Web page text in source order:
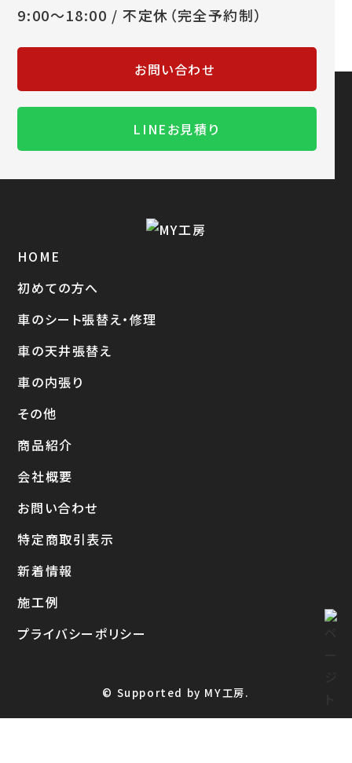
9:00～18:00 / 不定休（完全予約制）
お問い合わせ
LINEお見積り
HOME
初めての方へ
車のシート張替え・修理
車の天井張替え
車の内張り
その他
商品紹介
会社概要
お問い合わせ
特定商取引表示
新着情報
施工例
プライバシーポリシー
© Supported by MY工房.